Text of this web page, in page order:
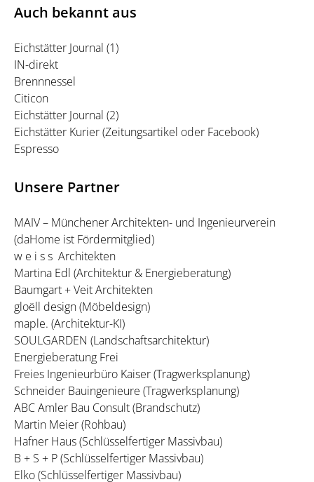
Niels studierte Architektur an der FH Erfurt im Bachelor und
Master.
Bei Junk & Reich Architekten BDA war er als Entwurfsarchitekt
angestellt und bestritt erfolgreich zahlreiche Wettbewerbe.
Niels ist daHome-Entwerfer der ersten Stunde und freut sich
stets über neue herausfordernde Wettbewerbsaufgaben, die
Auch bekannt aus
Eichstätter Journal (1)
IN-direkt
Brennnessel
Citicon
Eichstätter Journal (2)
Eichstätter Kurier (Zeitungsartikel oder Facebook)
Espresso
Unsere Partner
MAIV – Münchener Architekten- und Ingenieurverein
(daHome ist Fördermitglied)
w e i s s Architekten
Martina Edl (Architektur & Energieberatung)
Baumgart + Veit Architekten
gloëll design (Möbeldesign)
maple. (Architektur-KI)
SOULGARDEN (Landschaftsarchitektur)
Energieberatung Frei
Freies Ingenieurbüro Kaiser (Tragwerksplanung)
Schneider Bauingenieure (Tragwerksplanung)
ABC Amler Bau Consult (Brandschutz)
Martin Meier (Rohbau)
Hafner Haus (Schlüsselfertiger Massivbau)
B + S + P (Schlüsselfertiger Massivbau)
Elko (Schlüsselfertiger Massivbau)